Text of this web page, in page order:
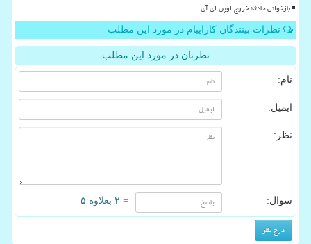
بازخوانی حادثه خروج اوپن ای آی
نظرات بینندگان کاراپیام در مورد این مطلب
نظرتان در مورد این مطلب
نام:
ایمیل:
نظر:
سوال: = ۲ بعلاوه ۵